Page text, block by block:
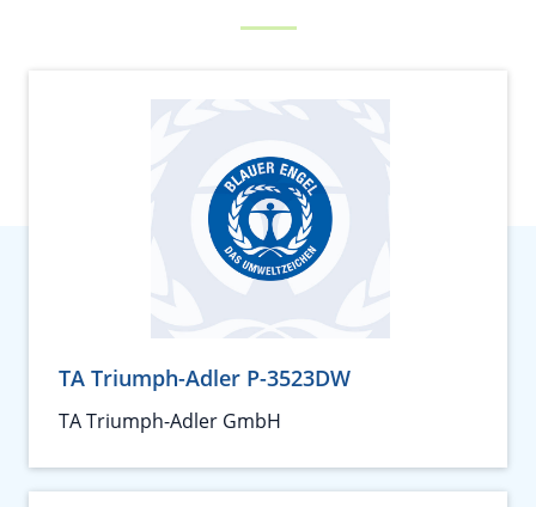
TA Triumph-Adler P-3523DW
TA Triumph-Adler GmbH